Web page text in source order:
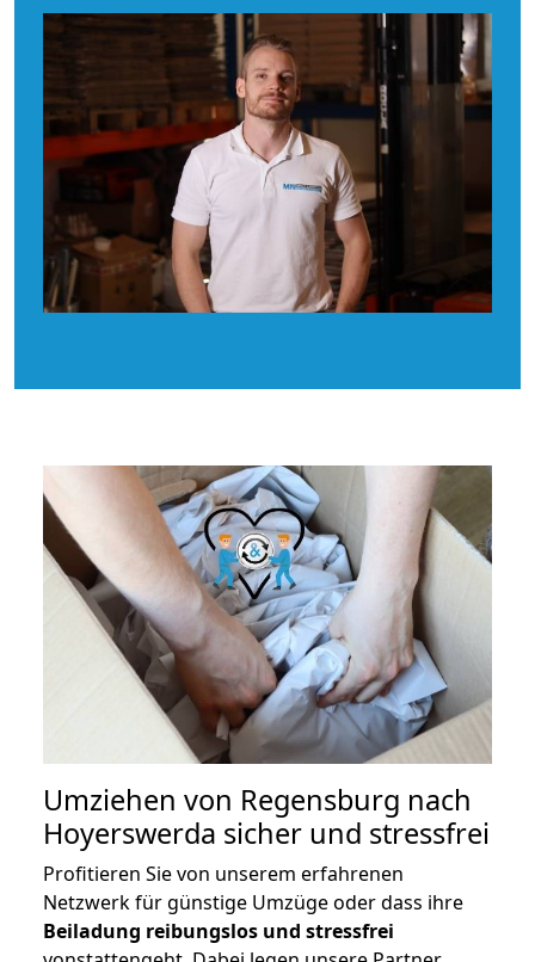
Umziehen von Regensburg nach
Hoyerswerda sicher und stressfrei
Profitieren Sie von unserem erfahrenen
Netzwerk für günstige Umzüge oder dass ihre
Beiladung reibungslos und stressfrei